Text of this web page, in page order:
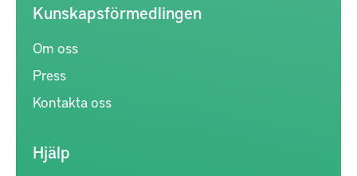
Kunskapsförmedlingen
Om oss
Press
Kontakta oss
Hjälp